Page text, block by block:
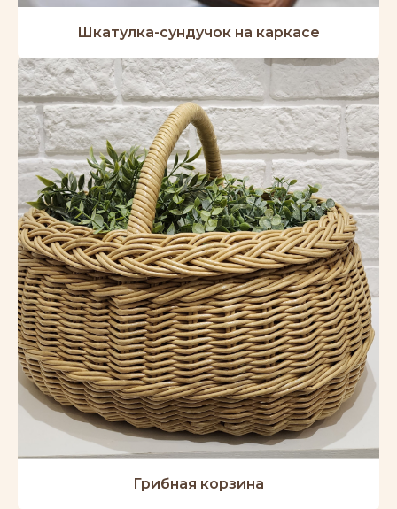
Шкатулка-сундучок на каркасе
Грибная корзина